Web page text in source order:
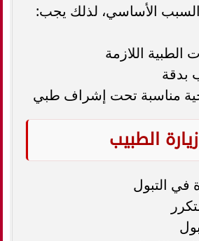
الأساسي، لذلك يجب:
الطبية اللازمة
بدقة
مناسبة تحت إشراف طبي
الطبيب
التبول